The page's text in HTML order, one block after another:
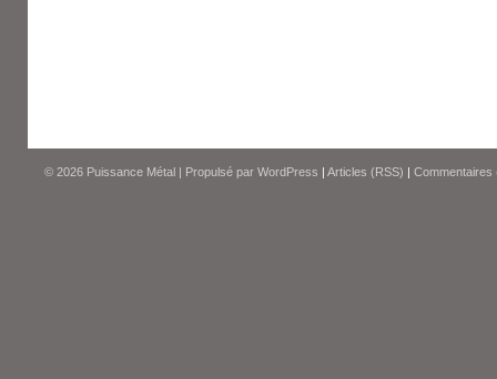
© 2026 Puissance Métal | Propulsé par WordPress | Articles (RSS) | Commentaires